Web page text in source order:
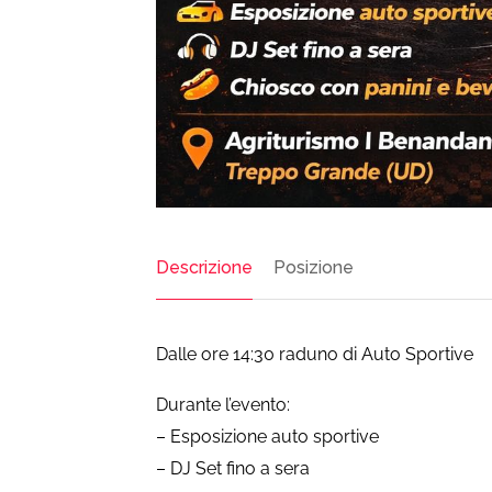
Descrizione Posizione
Dalle ore 14:30 raduno di Auto Sportive
Durante l’evento:
– Esposizione auto sportive
– DJ Set fino a sera